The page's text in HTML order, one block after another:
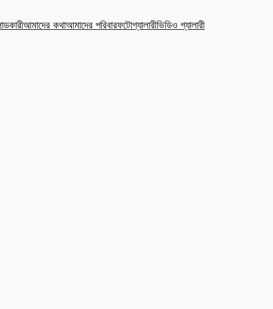
আমাদের কথাআমাদের পরিবারফটোগ্যালারীভিডিও গ্যালারী